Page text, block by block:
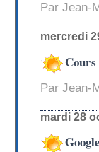
Par Jean-
mercredi
Par Jean-
mardi 28